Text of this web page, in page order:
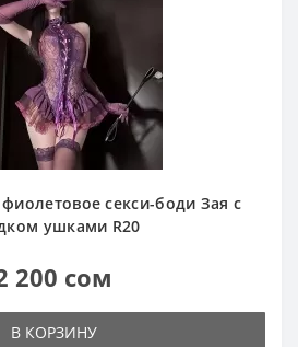
секси-боди Зая с
ушками R20
200 сом
В КОРЗИНУ